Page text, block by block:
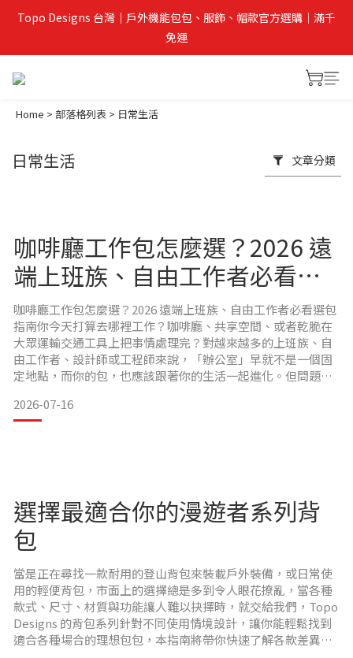
Topo Designs 台灣｜戶外機能包包、服飾、帽款官方選購｜滿千
免運
Home > 部落格列表 > 日常生活
日常生活 文章分類
咖啡廳工作包怎麼選？2026 遠
端上班族、自由工作者必看選
包指南
咖啡廳工作包怎麼選？2026 遠端上班族、自由工作者必看選包
指南你今天打算去哪裡工作？咖啡廳、共享空間、或者乾脆在
大眾運輸交通工具上把事情處理完？對越來越多的上班族、自
由工作者、設計師或工程師來說，「辦公室」早就不是一個固
定地點，而你的包，也應該跟著你的生活一起進化。但問題來
本文將帶你從實際使用場景出發，整理遠端上班族選包的 5 個
關鍵指標，以及最值得推薦的幾款選擇。遠端上班族的包，和
2026-07-16
選擇最適合你的漫遊者系列背
包
當是正在尋找一款耐用的登山背包來裝載戶外裝備，或日常使
用的輕便背包，市面上的選擇總是多到令人眼花撩亂，當各種
款式、尺寸、材質與功能讓人難以抉擇時，就交給我們，Topo
Designs 的背包系列針對不同使用情境設計，讓你能輕鬆找到
適合各種場合的理想包包，本指南將帶你快速了解各款差異，